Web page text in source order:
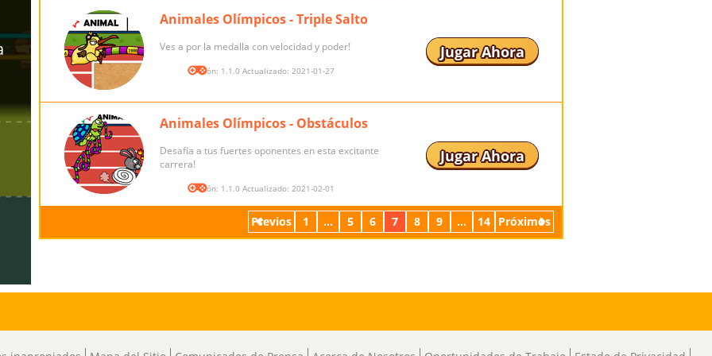
Animales Olímpicos - Triple Salto
Ves a por la medalla con velocidad y poder!
Versión: 1.1.0 Actualizado: 2021-01-27
Jugar Ahora
Animales Olímpicos - Obstáculos
Desafía a tus fuertes oponentes en esta excitante
carrera!
Versión: 1.1.0 Actualizado: 2021-02-01
Jugar Ahora
Previos 1 ... 5 6 7 8 9 ... 14 Próximos